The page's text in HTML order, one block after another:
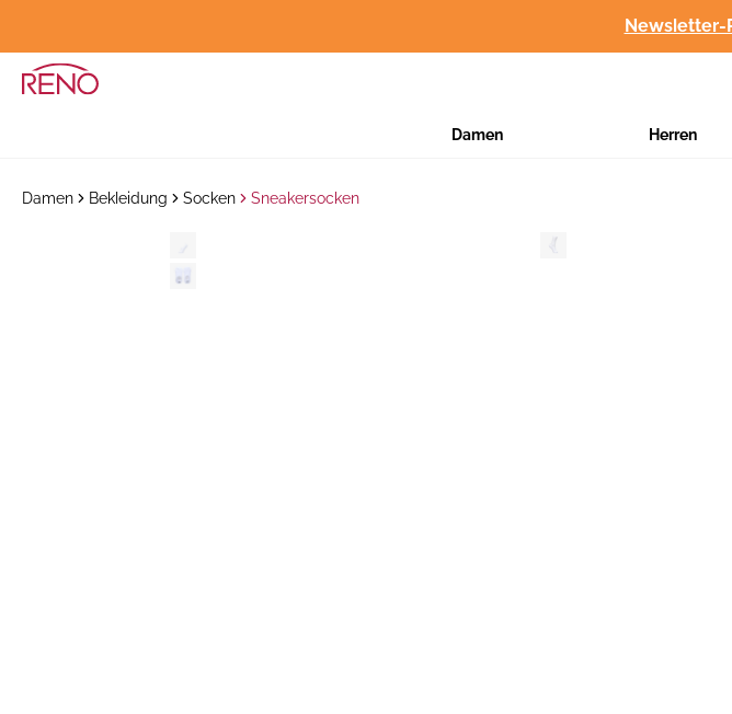
Newsletter-
Damen Herren
Damen Bekleidung Socken Sneakersocken